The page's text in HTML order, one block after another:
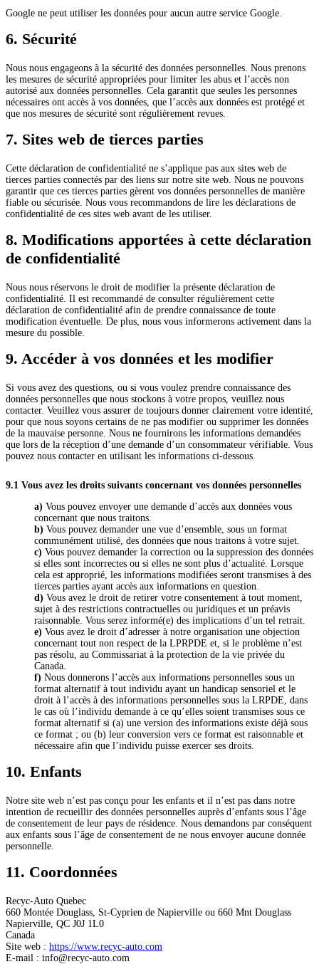
Google ne peut utiliser les données pour aucun autre service Google.
6. Sécurité
Nous nous engageons à la sécurité des données personnelles. Nous prenons
les mesures de sécurité appropriées pour limiter les abus et l’accès non
autorisé aux données personnelles. Cela garantit que seules les personnes
nécessaires ont accès à vos données, que l’accès aux données est protégé et
que nos mesures de sécurité sont régulièrement revues.
7. Sites web de tierces parties
Cette déclaration de confidentialité ne s’applique pas aux sites web de
tierces parties connectés par des liens sur notre site web. Nous ne pouvons
garantir que ces tierces parties gèrent vos données personnelles de manière
fiable ou sécurisée. Nous vous recommandons de lire les déclarations de
confidentialité de ces sites web avant de les utiliser.
8. Modifications apportées à cette déclaration
de confidentialité
Nous nous réservons le droit de modifier la présente déclaration de
confidentialité. Il est recommandé de consulter régulièrement cette
déclaration de confidentialité afin de prendre connaissance de toute
modification éventuelle. De plus, nous vous informerons activement dans la
mesure du possible.
9. Accéder à vos données et les modifier
Si vous avez des questions, ou si vous voulez prendre connaissance des
données personnelles que nous stockons à votre propos, veuillez nous
contacter. Veuillez vous assurer de toujours donner clairement votre identité,
pour que nous soyons certains de ne pas modifier ou supprimer les données
de la mauvaise personne. Nous ne fournirons les informations demandées
que lors de la réception d’une demande d’un consommateur vérifiable. Vous
pouvez nous contacter en utilisant les informations ci-dessous.
9.1 Vous avez les droits suivants concernant vos données personnelles
Vous pouvez envoyer une demande d’accès aux données vous
concernant que nous traitons.
Vous pouvez demander une vue d’ensemble, sous un format
communément utilisé, des données que nous traitons à votre sujet.
Vous pouvez demander la correction ou la suppression des données
si elles sont incorrectes ou si elles ne sont plus d’actualité. Lorsque
cela est approprié, les informations modifiées seront transmises à des
tierces parties ayant accès aux informations en question.
Vous avez le droit de retirer votre consentement à tout moment,
sujet à des restrictions contractuelles ou juridiques et un préavis
raisonnable. Vous serez informé(e) des implications d’un tel retrait.
Vous avez le droit d’adresser à notre organisation une objection
concernant tout non respect de la LPRPDE et, si le problème n’est
pas résolu, au Commissariat à la protection de la vie privée du
Canada.
Nous donnerons l’accès aux informations personnelles sous un
format alternatif à tout individu ayant un handicap sensoriel et le
droit à l’accès à des informations personnelles sous la LRPDE, dans
le cas où l’individu demande à ce qu’elles soient transmises sous ce
format alternatif si (a) une version des informations existe déjà sous
ce format ; ou (b) leur conversion vers ce format est raisonnable et
nécessaire afin que l’individu puisse exercer ses droits.
10. Enfants
Notre site web n’est pas conçu pour les enfants et il n’est pas dans notre
intention de recueillir des données personnelles auprès d’enfants sous l’âge
de consentement de leur pays de résidence. Nous demandons par conséquent
aux enfants sous l’âge de consentement de ne nous envoyer aucune donnée
personnelle.
11. Coordonnées
Recyc-Auto Quebec
660 Montée Douglass, St-Cyprien de Napierville ou 660 Mnt Douglass
Napierville, QC J0J 1L0
Canada
Site web : https://www.recyc-auto.com
E-mail : info@recyc-auto.com